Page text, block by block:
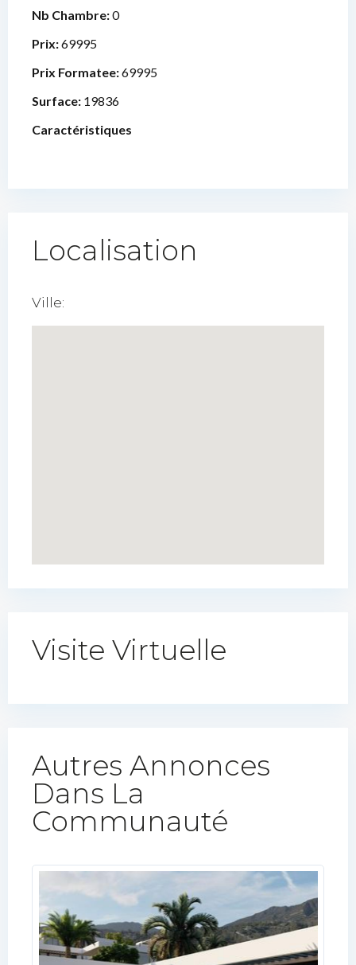
Nb Chambre:0
Prix:69995
Prix Formatee:69995
Surface: 19836
Caractéristiques
Localisation
Ville:
Visite Virtuelle
Autres Annonces
Dans La
Communauté​